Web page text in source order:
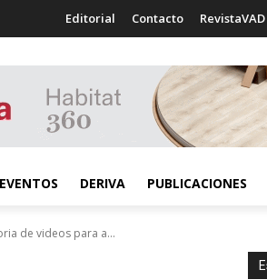
Editorial Contacto RevistaVAD
EVENTOS DERIVA PUBLICACIONES
de videos para a...